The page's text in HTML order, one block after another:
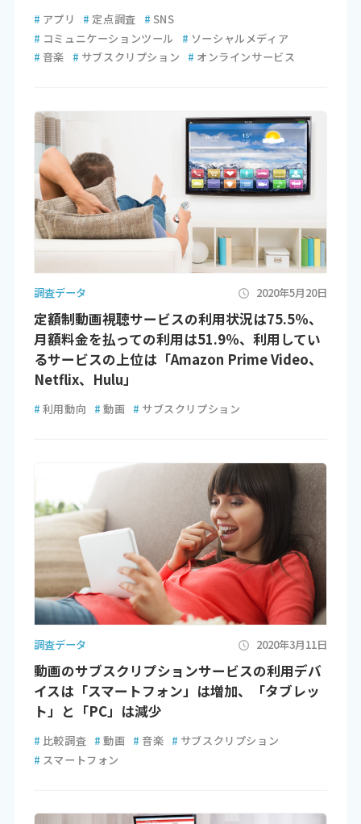
# アプリ # 定点調査 # SNS
# コミュニケーションツール # ソーシャルメディア
# 音楽 # サブスクリプション # オンラインサービス
調査データ 2020年5月20日
定額制動画視聴サービスの利用状況は75.5％、
月額料金を払っての利用は51.9％、利用してい
るサービスの上位は「Amazon Prime Video、
Netflix、Hulu」
# 利用動向 # 動画 # サブスクリプション
調査データ 2020年3月11日
動画のサブスクリプションサービスの利用デバ
イスは「スマートフォン」は増加、「タブレッ
ト」と「PC」は減少
# 比較調査 # 動画 # 音楽 # サブスクリプション
# スマートフォン